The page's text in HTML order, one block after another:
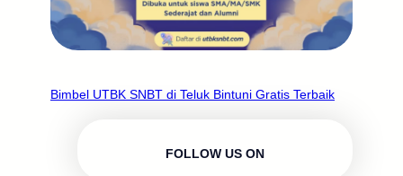
Bimbel UTBK SNBT di Teluk Bintuni Gratis Terbaik
FOLLOW US ON